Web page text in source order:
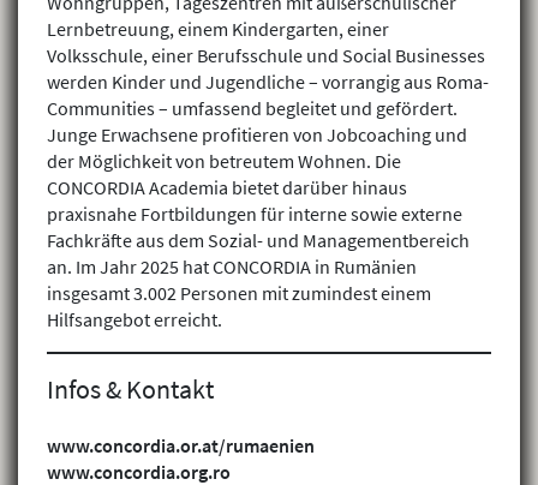
Lernbetreuung, einem Kindergarten, einer
Volksschule, einer Berufsschule und Social Businesses
werden Kinder und Jugendliche – vorrangig aus Roma-
Communities – umfassend begleitet und gefördert.
Junge Erwachsene profitieren von Jobcoaching und
der Möglichkeit von betreutem Wohnen. Die
CONCORDIA Academia bietet darüber hinaus
praxisnahe Fortbildungen für interne sowie externe
Fachkräfte aus dem Sozial- und Managementbereich
an. Im Jahr 2025 hat CONCORDIA in Rumänien
insgesamt 3.002 Personen mit zumindest einem
Hilfsangebot erreicht.
Infos & Kontakt
www.concordia.or.at/rumaenien
www.concordia.org.ro